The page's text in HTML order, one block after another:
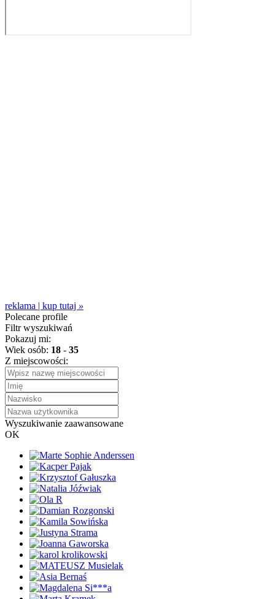
reklama | kup tutaj »
Polecane profile
Filtr wyszukiwań
Pokazuj mi:
Wiek osób: 18 - 35
Z miejscowości:
Wyszukiwanie zaawansowane
OK